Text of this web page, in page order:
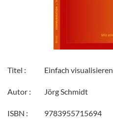
Titel : Einfach visualisieren
Autor : Jörg Schmidt
ISBN : 9783955715694